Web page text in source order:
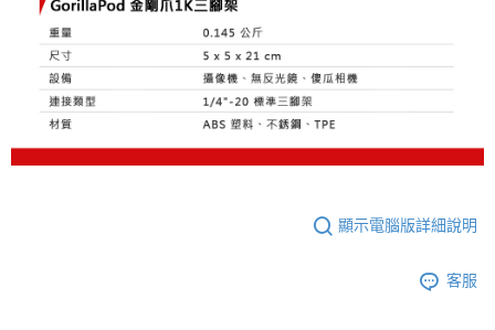
顯示電腦版詳細說明
客服